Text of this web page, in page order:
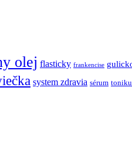
olej flasticky frankencise
system zdravia sérum